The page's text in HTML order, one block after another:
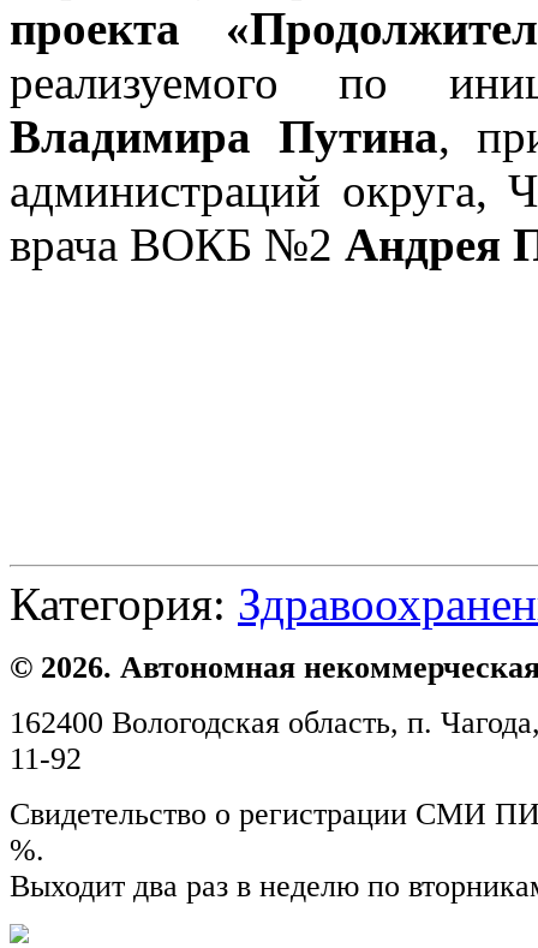
проекта
реализуемого по
Владимира Путина,
администраций округа,
врача ВОКБ №2 Андрея
Категория:
© 2026. Автономная
162400 Вологодская область, п.
11-92
Свидетельство о регистрации СМИ
%.
Выходит два раз в неделю по